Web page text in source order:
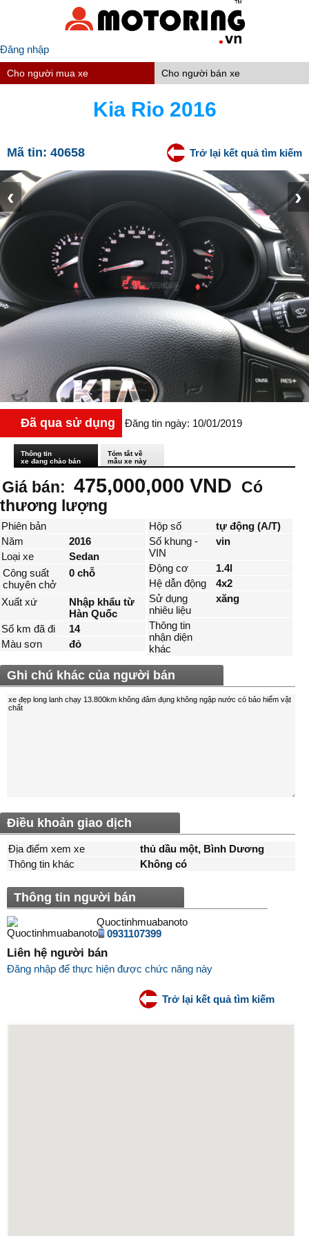
Đăng nhập
Cho người mua xe Cho người bán xe
Kia Rio 2016
Mã tin: 40658 Trở lại kết quả tìm kiếm
‹ ›
Đã qua sử dụng Đăng tin ngày: 10/01/2019
Thông tin
xe đang chào bán
Tóm tắt về
mẫu xe này
Giá bán: 475,000,000 VND
Có
thương lượng
Phiên bản
Năm
2016
Loại xe
Sedan
Công suất
chuyên chở
0 chỗ
Xuất xứ
Nhập khẩu từ
Hàn Quốc
Số km đã đi
14
Màu sơn
đỏ
Hộp số
tự động (A/T)
Số khung -
VIN
vin
Động cơ
1.4l
Hệ dẫn động
4x2
Sử dụng
nhiêu liệu
xăng
Thông tin
nhận diện
khác
Ghi chú khác của người bán
Điều khoản giao dịch
Địa điểm xem xe
thủ dầu một, Bình Dương
Thông tin khác
Không có
Thông tin người bán
Quoctinhmuabanoto
0931107399
Liên hệ người bán
Đăng nhập để thực hiện được chức năng này
Trở lại kết quả tìm kiếm